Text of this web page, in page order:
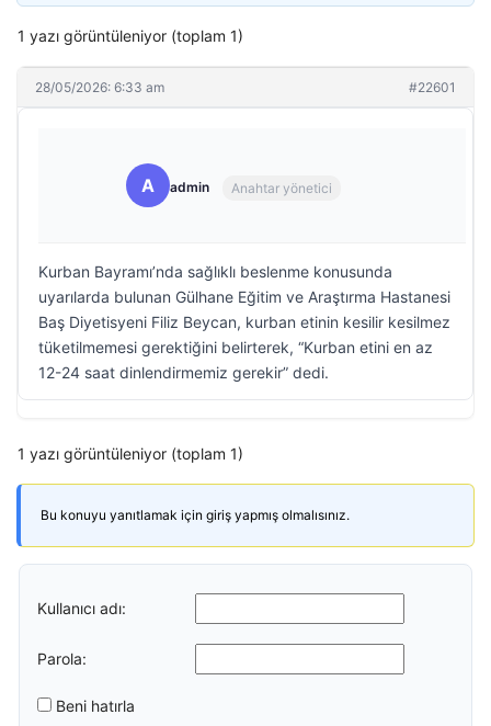
1 yazı görüntüleniyor (toplam 1)
28/05/2026: 6:33 am #22601
A admin Anahtar yönetici
Kurban Bayramı’nda sağlıklı beslenme konusunda
uyarılarda bulunan Gülhane Eğitim ve Araştırma Hastanesi
Baş Diyetisyeni Filiz Beycan, kurban etinin kesilir kesilmez
tüketilmemesi gerektiğini belirterek, “Kurban etini en az
12-24 saat dinlendirmemiz gerekir” dedi.
1 yazı görüntüleniyor (toplam 1)
Bu konuyu yanıtlamak için giriş yapmış olmalısınız.
Kullanıcı adı:
Parola:
Beni hatırla